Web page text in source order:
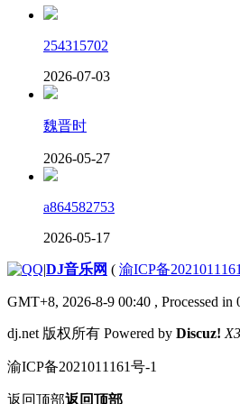
254315702
2026-07-03
魏晋时
2026-05-27
a864582753
2026-05-17
|DJ音乐网 ( 渝ICP备
GMT+8, 2026-8-9 00:40 , Processed in
dj.net 版权所有 Powered by Discuz!
渝ICP备2021011161号-1
返回顶部返回顶部